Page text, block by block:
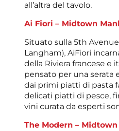
all’altra del tavolo.
Ai Fiori – Midtown
Situato sulla 5th
Langham), AiFiori
della Riviera francese e
pensato per una serata
dai primi piatti di pasta
delicati piatti di pesce,
vini curata da esperti
The Modern –